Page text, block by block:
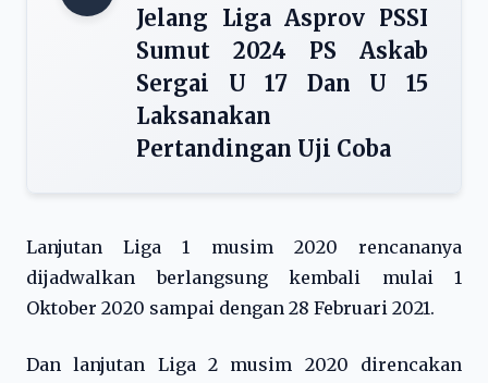
Jelang Liga Asprov PSSI
Sumut 2024 PS Askab
Sergai U 17 Dan U 15
Laksanakan
Pertandingan Uji Coba
Lanjutan Liga 1 musim 2020 rencananya
dijadwalkan berlangsung kembali mulai 1
Oktober 2020 sampai dengan 28 Februari 2021.
Dan lanjutan Liga 2 musim 2020 direncakan